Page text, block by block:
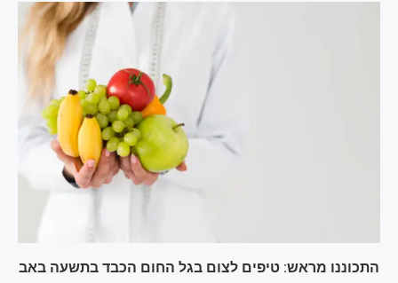
התכוננו מראש: טיפים לצום בגל החום הכבד בתשעה באב